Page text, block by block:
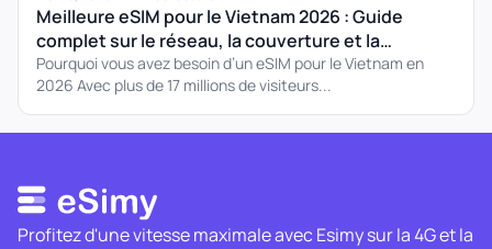
Meilleure eSIM pour le Vietnam 2026 : Guide
complet sur le réseau, la couverture et la
configuration
Pourquoi vous avez besoin d’un eSIM pour le Vietnam en
2026 Avec plus de 17 millions de visiteurs...
Profitez d'une vitesse maximale avec Esimy sur la 4G et la